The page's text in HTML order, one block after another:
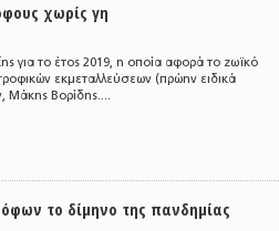
χωρίς γη
για το έτος 2019, η οποία αφορά το ζωϊκό
εκμεταλλεύσεων (πρώην ειδικά
Μάκης Βορίδης....
το δίμηνο της πανδημίας